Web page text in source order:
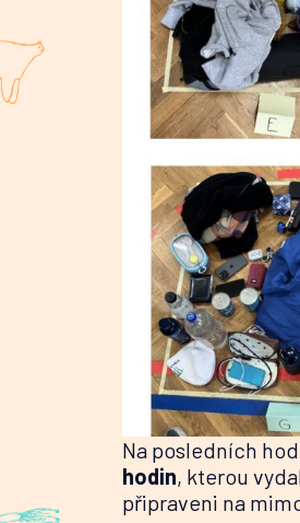
Na posledních
hodin, kterou
připraveni na